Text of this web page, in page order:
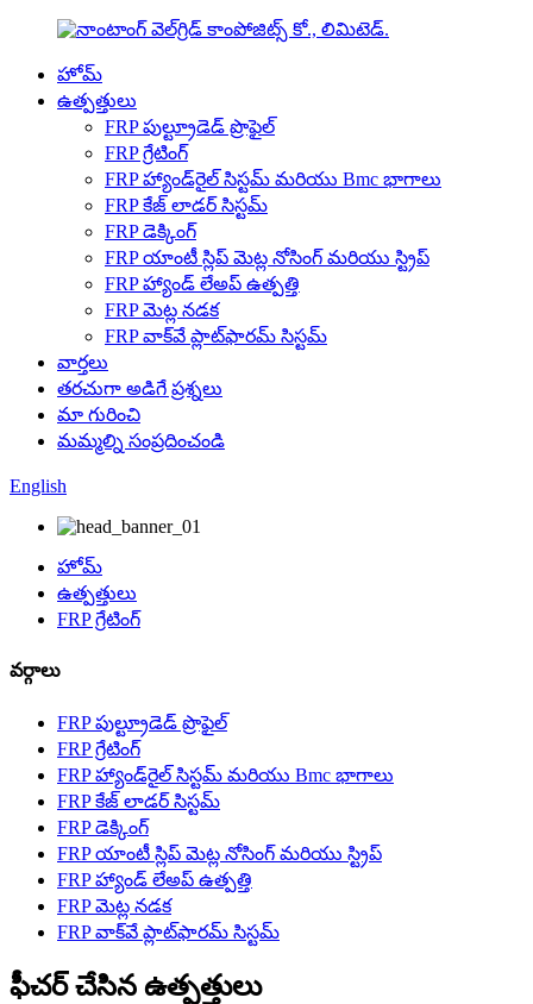
హోమ్
ఉత్పత్తులు
FRP పుల్ట్రూడెడ్ ప్రొఫైల్
FRP గ్రేటింగ్
FRP హ్యాండ్‌రైల్ సిస్టమ్ మరియు Bmc భాగాలు
FRP కేజ్ లాడర్ సిస్టమ్
FRP డెక్కింగ్
FRP యాంటీ స్లిప్ మెట్ల నోసింగ్ మరియు స్ట్రిప్
FRP హ్యాండ్ లేఅప్ ఉత్పత్తి
FRP మెట్ల నడక
FRP వాక్‌వే ప్లాట్‌ఫారమ్ సిస్టమ్
వార్తలు
తరచుగా అడిగే ప్రశ్నలు
మా గురించి
మమ్మల్ని సంప్రదించండి
English
హోమ్
ఉత్పత్తులు
FRP గ్రేటింగ్
వర్గాలు
FRP పుల్ట్రూడెడ్ ప్రొఫైల్
FRP గ్రేటింగ్
FRP హ్యాండ్‌రైల్ సిస్టమ్ మరియు Bmc భాగాలు
FRP కేజ్ లాడర్ సిస్టమ్
FRP డెక్కింగ్
FRP యాంటీ స్లిప్ మెట్ల నోసింగ్ మరియు స్ట్రిప్
FRP హ్యాండ్ లేఅప్ ఉత్పత్తి
FRP మెట్ల నడక
FRP వాక్‌వే ప్లాట్‌ఫారమ్ సిస్టమ్
ఫీచర్ చేసిన ఉత్పత్తులు